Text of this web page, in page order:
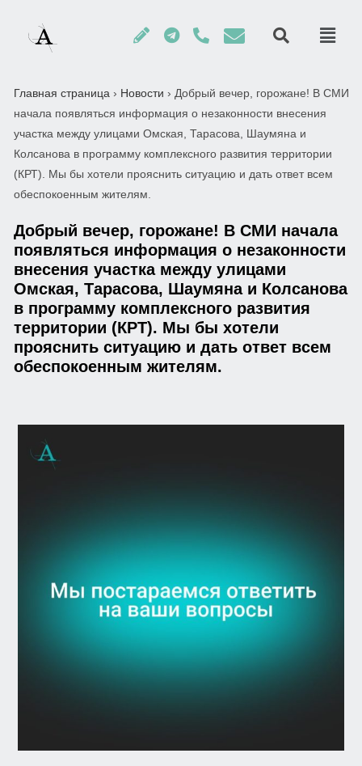
Главная страница › Новости › Добрый вечер, горожане! В СМИ
начала появляться информация о незаконности внесения
участка между улицами Омская, Тарасова, Шаумяна и
Колсанова в программу комплексного развития территории
(КРТ). Мы бы хотели прояснить ситуацию и дать ответ всем
обеспокоенным жителям.
Добрый вечер, горожане! В СМИ начала
появляться информация о незаконности
внесения участка между улицами
Омская, Тарасова, Шаумяна и Колсанова
в программу комплексного развития
территории (КРТ). Мы бы хотели
прояснить ситуацию и дать ответ всем
обеспокоенным жителям.